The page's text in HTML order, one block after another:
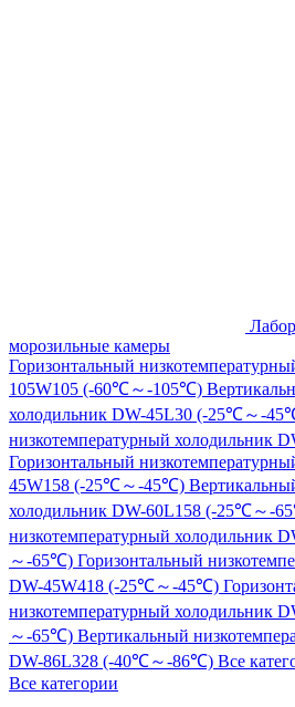
морозильные камеры
Горизонтальный
105W105 (-60℃～-105℃)
холодильник DW-45L30 (-25℃～-
низкотемпературный холодильник
Горизонтальный
45W158 (-25℃～-45℃)
холодильник DW-60L158 (-25℃～-
низкотемпературный холодильник
～-65℃) Горизонтальный
DW-45W418 (-25℃～-45℃)
низкотемпературный холодильник
～-65℃) Вертикальный
DW-86L328 (-40℃～-86℃) Все
Все категории